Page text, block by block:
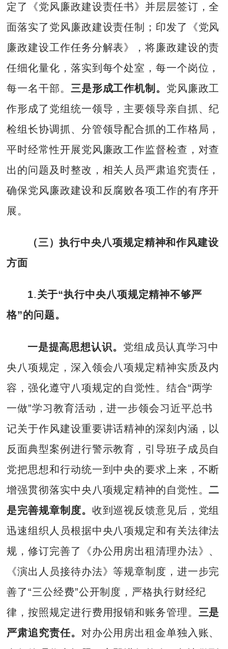
定了《党风廉政建设责任书》并层层签订，全
面落实了党风廉政建设责任制；印发了《党风
廉政建设工作任务分解表》，将廉政建设的责
任细化量化，落实到每个处室，每一个岗位，
每一名干部。 三是形成工作机制。 党风廉政工
作形成了党组统一领导，主要领导亲自抓、纪
检组长协调抓、分管领导配合抓的工作格局，
平时经常性开展党风廉政工作监督检查，对查
出的问题及时整改，相关人员严肃追究责任，
确保党风廉政建设和反腐败各项工作的有序开
展。
（三）执行中央八项规定精神和作风建设
方面
1.关于“执行中央八项规定精神不够严
格”的问题。
一是提高思想认识。 党组成员认真学习中
央八项规定，深入领会八项规定精神实质及内
容，强化遵守八项规定的自觉性。结合“两学
一做”学习教育活动，进一步领会习近平总书
记关于作风建设重要讲话精神的深刻内涵，以
反面典型案例进行警示教育，引导班子成员自
党把思想和行动统一到中央的要求上来，不断
增强贯彻落实中央八项规定精神的自觉性。二
是完善规章制度。 收到巡视反馈意见后，党组
迅速组织人员根据中央八项规定和有关法律法
规，修订完善了《办公用房出租清理办法》、
《演出人员接待办法》等规章制度，进一步完
善了“三公经费”公开制度，严格执行财经纪
律，按照规定进行费用报销和账务管理。 三是
严肃追究责任。 对办公用房出租金单独入账、